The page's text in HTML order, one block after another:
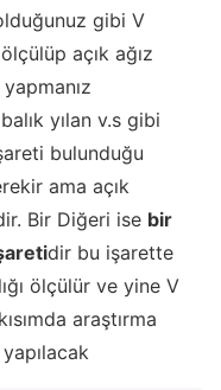
gibi V
açık ağız
yılan v.s gibi
bulunduğu
ama açık
Bir Diğeri ise bir
dir bu işarette
ölçülür ve yine V
araştırma